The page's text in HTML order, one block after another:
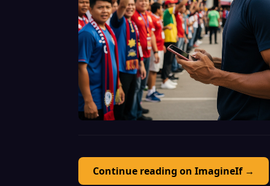
Continue reading on ImagineIf →